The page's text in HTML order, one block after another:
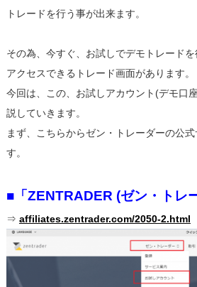
トレードを行う事が出来ます。
その為、今すぐ、お試しでデモトレード
アクセスできるトレード画面があります。
今回は、この、お試しアカウント(デモ口
説していきます。
まず、こちらからゼン・トレーダーの公
す。
■「ZENTRADER (ゼン・トレ
⇒ affiliates.zentrader.com/2050-2.html